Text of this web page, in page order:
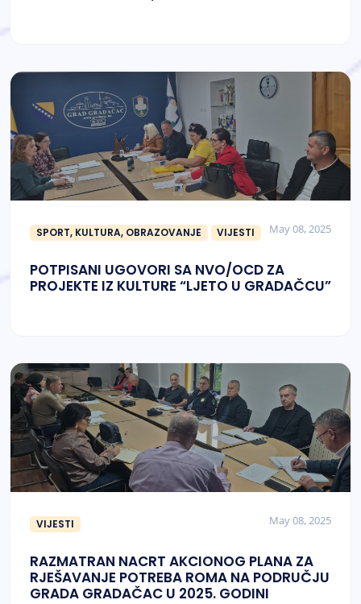
SPORT, KULTURA, OBRAZOVANJE VIJESTI May 08, 2025
POTPISANI UGOVORI SA NVO/OCD ZA
PROJEKTE IZ KULTURE “LJETO U GRADAČCU”
VIJESTI May 08, 2025
RAZMATRAN NACRT AKCIONOG PLANA ZA
RJEŠAVANJE POTREBA ROMA NA PODRUČJU
GRADA GRADAČAC U 2025. GODINI